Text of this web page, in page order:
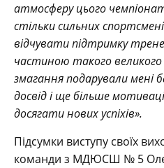
атмосферу цього
стільки сильних
відчувати підтримку
частиною такого
змагання подарували мені
досвід і ще більше
досягати нових успіхів».
Підсумки виступу своїх
команди з МДЮСШ № 5